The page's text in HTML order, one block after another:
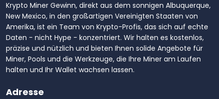
Krypto Miner Gewinn, direkt aus dem sonnigen Albuquerque,
New Mexico, in den großartigen Vereinigten Staaten von
Amerika, ist ein Team von Krypto-Profis, das sich auf echte
Daten - nicht Hype - konzentriert. Wir halten es kostenlos,
präzise und nützlich und bieten Ihnen solide Angebote für
Miner, Pools und die Werkzeuge, die Ihre Miner am Laufen
halten und Ihr Wallet wachsen lassen.
Adresse